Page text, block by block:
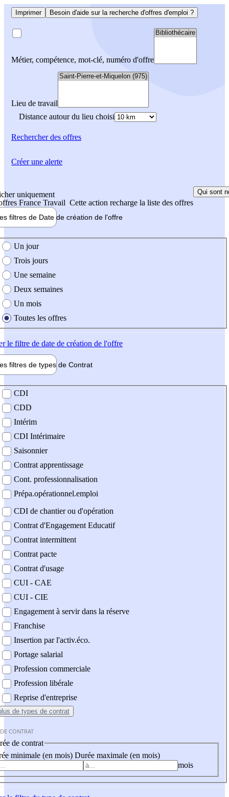
Imprimer Besoin d'aide sur la recherche d'offres d'emploi ?
Métier, compétence, mot-clé, numéro d'offre
Lieu de travail
Distance autour du lieu choisi
Rechercherdes offres
uniquement
France Travail Cette action recharge la liste des offres
Qui sont
filtres de Date de création de l'offre
création de l'offre
Un jour
Trois jours
Une semaine
Deux semaines
Un mois
Toutes les offres
le filtre de date de création de l'offre
filtres de types de Contrat
contrat
CDI
CDD
Intérim
CDI Intérimaire
Saisonnier
Contrat apprentissage
Cont. professionnalisation
Prépa.opérationnel.emploi
CDI de chantier ou d'opération
Contrat d'Engagement Educatif
Contrat intermittent
Contrat pacte
Contrat d'usage
CUI - CAE
CUI - CIE
Engagement à servir dans la réserve
Franchise
Insertion par l'activ.éco.
Portage salarial
Profession commerciale
Profession libérale
Reprise d'entreprise
de types de contrat
CONTRAT
de contrat
minimale (en mois) Durée maximale (en mois)
mois
Créer une alerte